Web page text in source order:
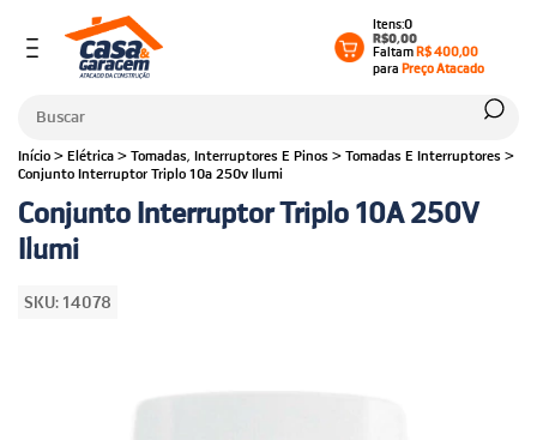
0
R$0,00
FaltamR$ 400,00
paraPreço Atacado
Início > Elétrica > Tomadas, Interruptores E Pinos > Tomadas E Interruptores >
Conjunto Interruptor Triplo 10a 250v Ilumi
Conjunto Interruptor Triplo 10A 250V
Ilumi
SKU: 14078